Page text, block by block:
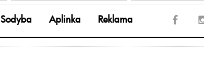
Sodyba Aplinka Reklama